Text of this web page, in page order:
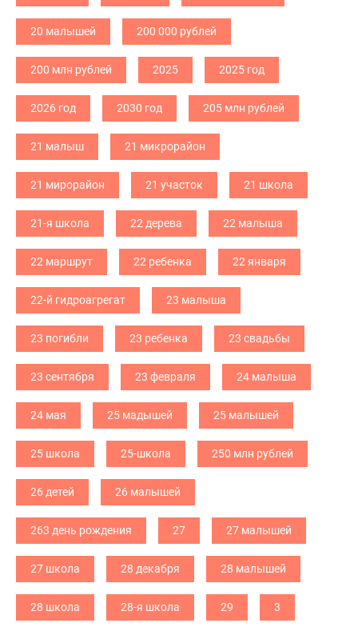
20 малышей 200 000 рублей
200 млн рублей 2025 2025 год
2026 год 2030 год 205 млн рублей
21 малыш 21 микрорайон
21 мирорайон 21 участок 21 школа
21-я школа 22 дерева 22 малыша
22 маршрут 22 ребенка 22 января
22-й гидроагрегат 23 малыша
23 погибли 23 ребенка 23 свадьбы
23 сентября 23 февраля 24 малыша
24 мая 25 мадышей 25 малышей
25 школа 25-школа 250 млн рублей
26 детей 26 малышей
263 день рождения 27 27 малышей
27 школа 28 декабря 28 малышей
28 школа 28-я школа 29 3